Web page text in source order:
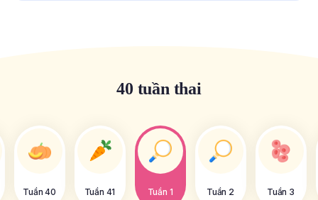
40 tuần thai
Tuần 40 Tuần 41 Tuần 1 Tuần 2 Tuần 3